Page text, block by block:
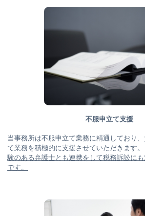
不服申立て支援
当事務所は不服申立て業務に精通しており
て業務を積極的に支援させていただきます。
験のある弁護士とも連携をして税務訴訟に
です。